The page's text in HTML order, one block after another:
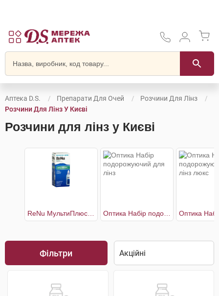
Аптека D.S. Препарати Для Очей
Розчини Для Лінз
Розчини Для Лінз У Києві
Розчини для лінз у Києві
Фільтри